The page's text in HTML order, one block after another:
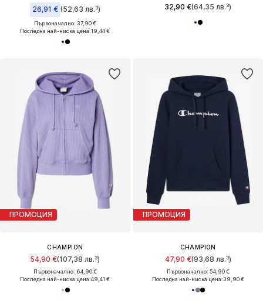
26,91 € (52,63 лв.³)
Първоначално: 37,90 €
Последна най-ниска цена:19,44 €
32,90 €(64,35 лв.³)
ПРОМОЦИЯ
CHAMPION
54,90 €(107,38 лв.³)
Първоначално: 64,90 €
Последна най-ниска цена:49,41 €
ПРОМОЦИЯ
CHAMPION
47,90 €(93,68 лв.³)
Първоначално: 54,90 €
Последна най-ниска цена:39,90 €